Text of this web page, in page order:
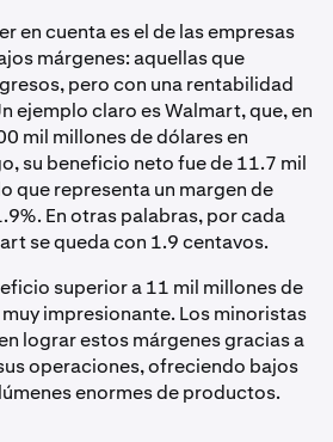
en cuenta es el de las empresas
márgenes: aquellas que
pero con una rentabilidad
ejemplo claro es Walmart, que, en
mil millones de dólares en
su beneficio neto fue de 11.7 mil
que representa un margen de
En otras palabras, por cada
se queda con 1.9 centavos.
superior a 11 mil millones de
impresionante. Los minoristas
lograr estos márgenes gracias a
operaciones, ofreciendo bajos
enormes de productos.